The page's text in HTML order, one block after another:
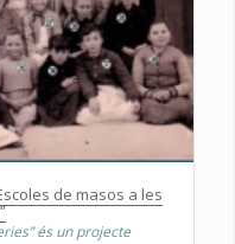
de masos a les
és un projecte